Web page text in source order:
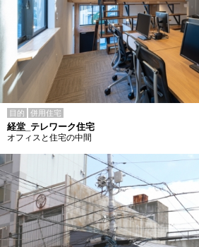
目的 併用住宅
経堂_テレワーク住宅
オフィスと住宅の中間